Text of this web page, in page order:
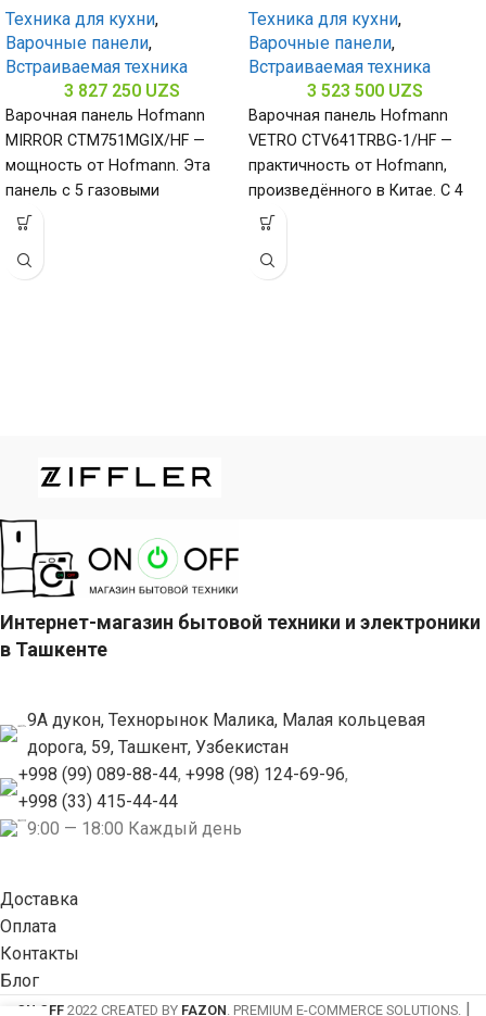
Техника для кухни,
Варочные панели,
Встраиваемая техника
3 827 250 UZS
Варочная панель Hofmann
MIRROR CTM751MGIX/HF —
мощность от Hofmann. Эта
панель с 5 газовыми
конфорками и нержавеющей
Техника для кухни,
Варочные панели,
Встраиваемая техника
3 523 500 UZS
Варочная панель Hofmann
VETRO CTV641TRBG-1/HF —
практичность от Hofmann,
произведённого в Китае. С 4
конфорками и поверхностью
Интернет-магазин бытовой техники и электроники
в Ташкенте
9А дукон, Технорынок Малика, Малая кольцевая
дорога, 59, Ташкент, Узбекистан
+998 (99) 089-88-44, +998 (98) 124-69-96,
+998 (33) 415-44-44
9:00 — 18:00 Каждый день
Доставка
Оплата
Контакты
Блог
ON OFF 2022 CREATED BY FAZON . PREMIUM E-COMMERCE SOLUTIONS. |